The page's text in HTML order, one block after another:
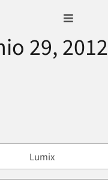
29, 2012
Lumix